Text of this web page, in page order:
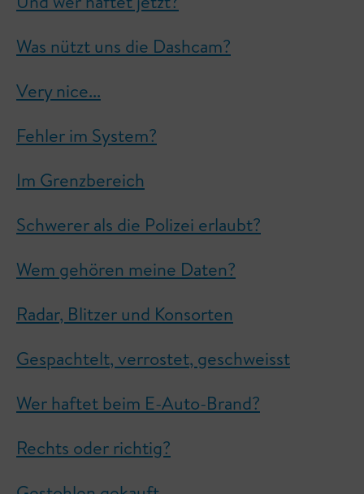
Was nützt uns die Dashcam?
Very nice...
Fehler im System?
Im Grenzbereich
Schwerer als die Polizei erlaubt?
Wem gehören meine Daten?
Radar, Blitzer und Konsorten
Gespachtelt, verrostet, geschweisst
Wer haftet beim E-Auto-Brand?
Rechts oder richtig?